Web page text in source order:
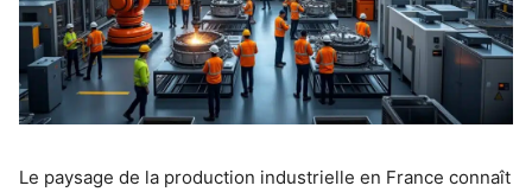
Le paysage de la production industrielle en France connaît